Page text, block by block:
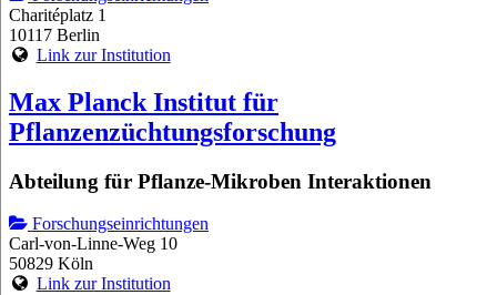
Charitéplatz 1
10117 Berlin
Link zur Institution
Max Planck Institut für
Pflanzenzüchtungsforschung
Abteilung für Pflanze-Mikroben Interaktionen
Forschungseinrichtungen
Carl-von-Linne-Weg 10
50829 Köln
Link zur Institution